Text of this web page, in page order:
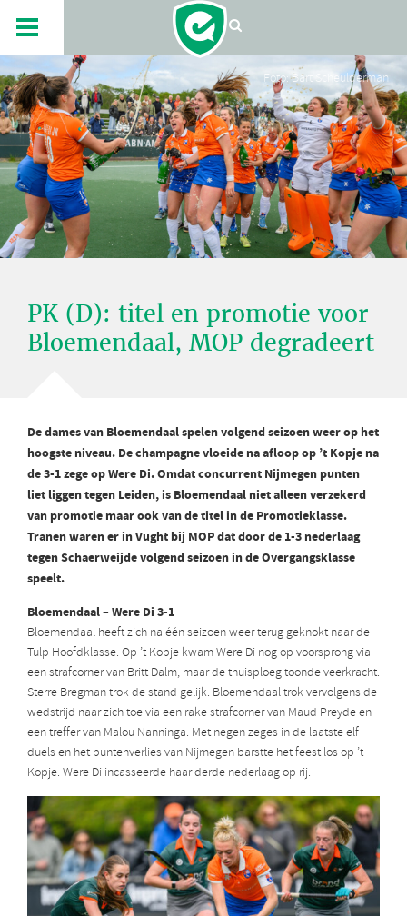
Foto: Bart Scheulderman
PK (D): titel en promotie voor
Bloemendaal, MOP degradeert
De dames van Bloemendaal spelen volgend seizoen weer op het
hoogste niveau. De champagne vloeide na afloop op ’t Kopje na
de 3-1 zege op Were Di. Omdat concurrent Nijmegen punten
liet liggen tegen Leiden, is Bloemendaal niet alleen verzekerd
van promotie maar ook van de titel in de Promotieklasse.
Tranen waren er in Vught bij MOP dat door de 1-3 nederlaag
tegen Schaerweijde volgend seizoen in de Overgangsklasse
speelt.
Bloemendaal – Were Di 3-1
Bloemendaal heeft zich na één seizoen weer terug geknokt naar de
Tulp Hoofdklasse. Op ’t Kopje kwam Were Di nog op voorsprong via
een strafcorner van Britt Dalm, maar de thuisploeg toonde veerkracht.
Sterre Bregman trok de stand gelijk. Bloemendaal trok vervolgens de
wedstrijd naar zich toe via een rake strafcorner van Maud Preyde en
een treffer van Malou Nanninga. Met negen zeges in de laatste elf
duels en het puntenverlies van Nijmegen barstte het feest los op ’t
Kopje. Were Di incasseerde haar derde nederlaag op rij.